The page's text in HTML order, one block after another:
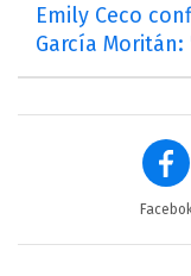
Emily Ceco
García